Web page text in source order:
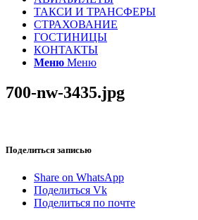
ТАКСИ И ТРАНСФЕРЫ
СТРАХОВАНИЕ
ГОСТИНИЦЫ
КОНТАКТЫ
Меню Меню
700-nw-3435.jpg
Поделиться записью
Share on WhatsApp
Поделиться Vk
Поделиться по почте